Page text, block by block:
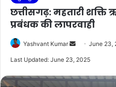
छत्तीसगढ़: महतारी
प्रबंधक की लापरवाही
Yashvant Kumar
Send June 23,
Last Updated: June 23, 2025